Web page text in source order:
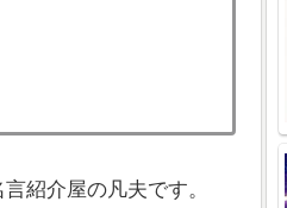
紹介屋の凡夫です。